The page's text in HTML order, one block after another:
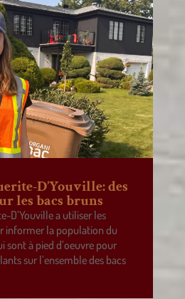
D’Youville: des
les bacs bruns
D’Youville a utiliser les
informer la population du
sont à pied d’oeuvre pour
sur l’ensemble des bacs